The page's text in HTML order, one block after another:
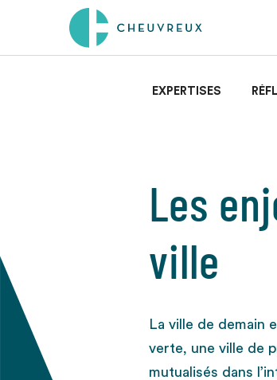
EXPERTISES
Les
ville
La ville de demain
verte, une ville de
mutualisés dans